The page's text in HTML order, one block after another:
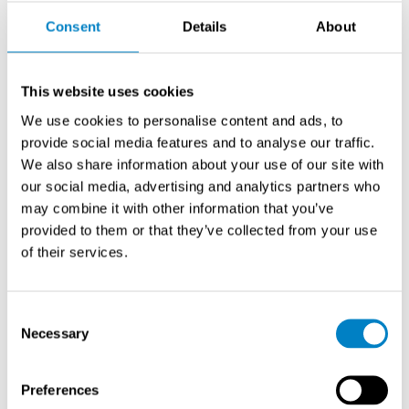
Consent Details About
This website uses cookies
We use cookies to personalise content and ads, to
provide social media features and to analyse our traffic.
We also share information about your use of our site with
our social media, advertising and analytics partners who
may combine it with other information that you’ve
provided to them or that they’ve collected from your use
of their services.
Selection
Necessary
Preferences
Mitä haasteita hiilidioksidin
talteenotossa on?
Hiilidioksidin talteenoton suurimmat haasteet ovat
korkeat investointikustannukset, energiankulutuksen
kasvu ja teknologian kypsyysaste. Lisäksi
mittausteknisten haasteiden ratkaiseminen on kriittistä
prosessin tehokkuudelle.
Käyttökustannukset kasvavat 30–50 prosenttia
hiilidioksidin erottaminen, puhdistus ja kompressio
vaativat runsaasti energiaa.